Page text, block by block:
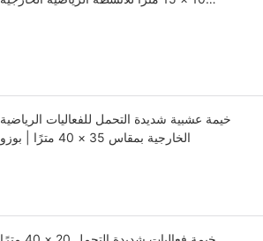
خيمة عشبية شديدة التحمل للفعاليات الرياضية
الخارجية بمقاس 35 × 40 مترًا | بوزو